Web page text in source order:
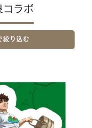
ラボ
絞り込む